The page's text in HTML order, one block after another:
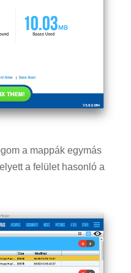
a mappák egymás
a felület hasonló a